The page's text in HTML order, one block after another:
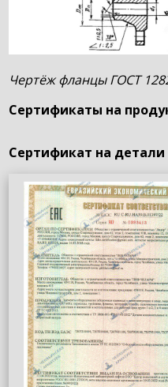
Чертёж фланцы ГОСТ
Сертификаты на
Сертификат на детали